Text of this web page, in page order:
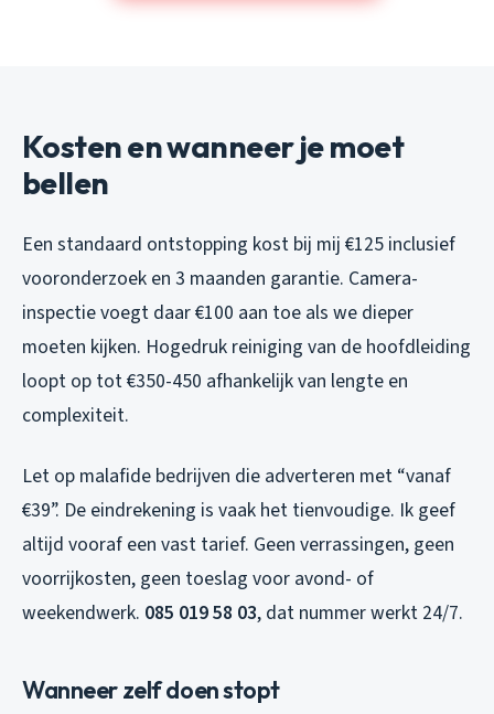
Kosten en wanneer je moet
bellen
Een standaard ontstopping kost bij mij €125 inclusief
vooronderzoek en 3 maanden garantie. Camera-
inspectie voegt daar €100 aan toe als we dieper
moeten kijken. Hogedruk reiniging van de hoofdleiding
loopt op tot €350-450 afhankelijk van lengte en
complexiteit.
Let op malafide bedrijven die adverteren met “vanaf
€39”. De eindrekening is vaak het tienvoudige. Ik geef
altijd vooraf een vast tarief. Geen verrassingen, geen
voorrijkosten, geen toeslag voor avond- of
weekendwerk. 085 019 58 03, dat nummer werkt 24/7.
Wanneer zelf doen stopt